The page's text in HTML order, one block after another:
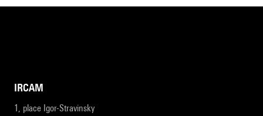
IRCAM
1, place Igor-Stravinsky